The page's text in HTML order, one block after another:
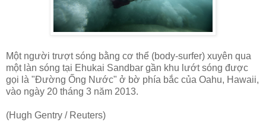
Một người trượt sóng bằng cơ thể (body-surfer) xuyên qua
một làn sóng tại Ehukai Sandbar gần khu lướt sóng được
gọi là "Đường Ống Nước" ở bờ phía bắc của Oahu, Hawaii,
vào ngày 20 tháng 3 năm 2013.
(Hugh Gentry / Reuters)